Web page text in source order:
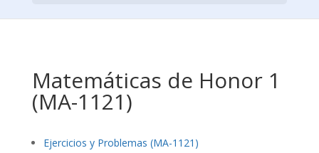
Matemáticas de Honor 1
(MA-1121)
Ejercicios y Problemas (MA-1121)